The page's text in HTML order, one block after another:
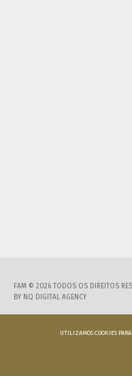
FAM © 2026 TODOS OS DIREITOS
BY NQ DIGITAL AGENCY
UTILIZAMOS COOKIES